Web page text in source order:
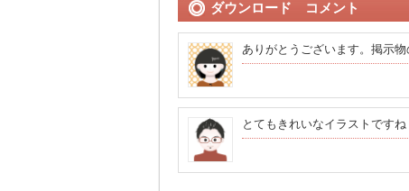
ダウンロード コメント
ありがとうございます。掲示物
とてもきれいなイラストですね